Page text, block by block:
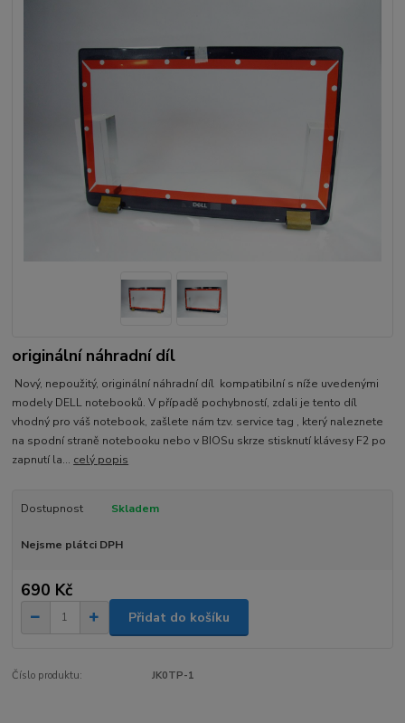
originální náhradní díl
Nový, nepoužitý, originální náhradní díl kompatibilní s níže uvedenými
modely DELL notebooků. V případě pochybností, zdali je tento díl
vhodný pro váš notebook, zašlete nám tzv. service tag , který naleznete
na spodní straně notebooku nebo v BIOSu skrze stisknutí klávesy F2 po
zapnutí la... celý popis
Dostupnost Skladem
Nejsme plátci DPH
690 Kč
Přidat do košíku
Číslo produktu: JK0TP-1